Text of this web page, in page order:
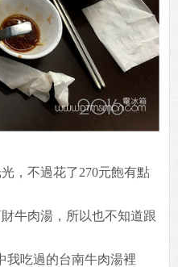
，不過花了270元飽有點
牛肉湯，所以也不知道跟
我吃過的台南牛肉湯裡